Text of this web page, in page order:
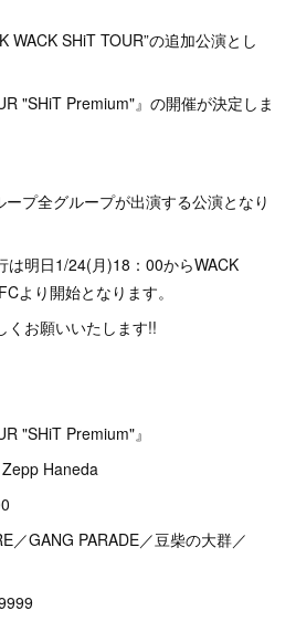
WACK SHiT TOUR”の追加公演とし
"SHiT Premium"』の開催が決定しま
プ全グループが出演する公演となり
は明日1/24(月)18：00からWACK
より開始となります。
くお願いいたします!!
"SHiT Premium"』
Haneda
／GANG PARADE／豆柴の大群／